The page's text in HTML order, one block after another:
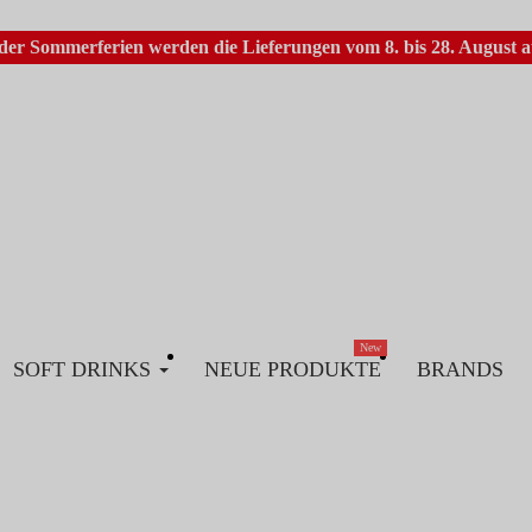
Sommerferien werden die Lieferungen vom 8. bis 28. August
SOFT DRINKS NEUE PRODUKTE
New
BRANDS